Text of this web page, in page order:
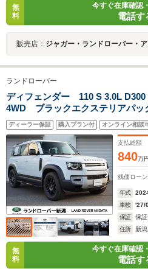
無
料
今すぐ在庫確認
電話す
販売店： ジャガー・ランドローバー・
ランドローバー
ディフェンダー 110 S 3.0L D300
4WD ブラックエクステリアパ
ップ スペアホイールカバー ホイ
ション マッドフラップ
ディーラー保証 購入プラン付 オンライン相談
支払総額
840万
残価ローン
年式
車検
'27/
保証
保
住所
新
無
料
今すぐ在庫確認
電話す